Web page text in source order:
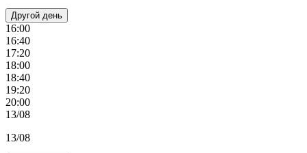
Другой день
16:00
16:40
17:20
18:00
18:40
19:20
20:00
13/08
13/08